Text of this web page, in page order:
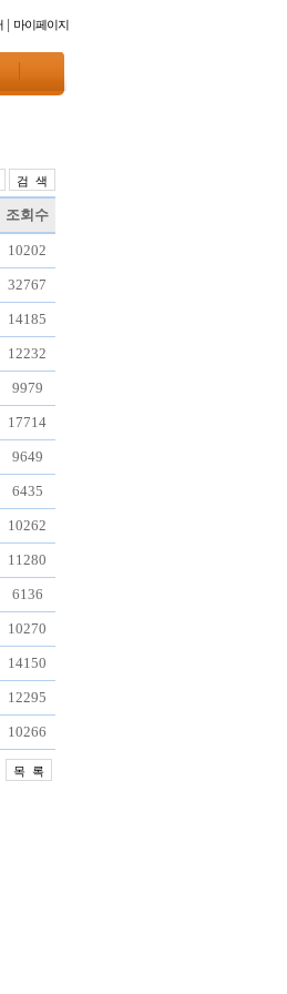
| 마이페이지
조회수
10202
32767
14185
12232
9979
17714
9649
6435
10262
11280
6136
10270
14150
12295
10266